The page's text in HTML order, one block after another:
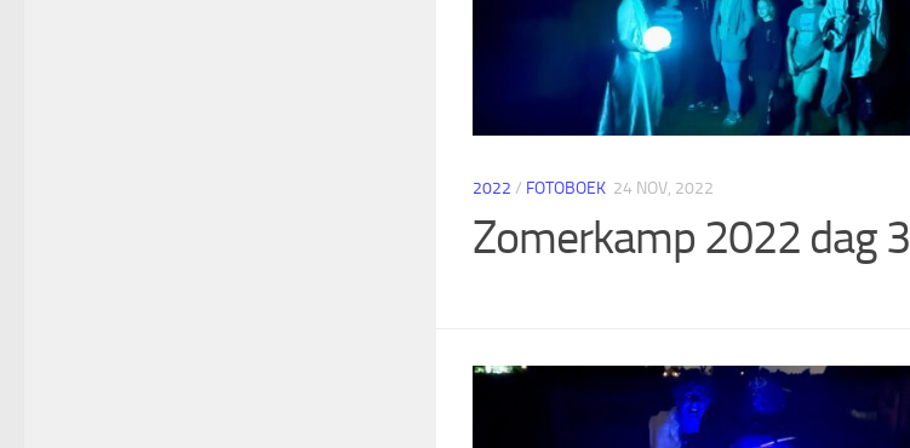
2022 / FOTOBOEK 24 NOV, 2022
Zomerkamp 2022 dag 3